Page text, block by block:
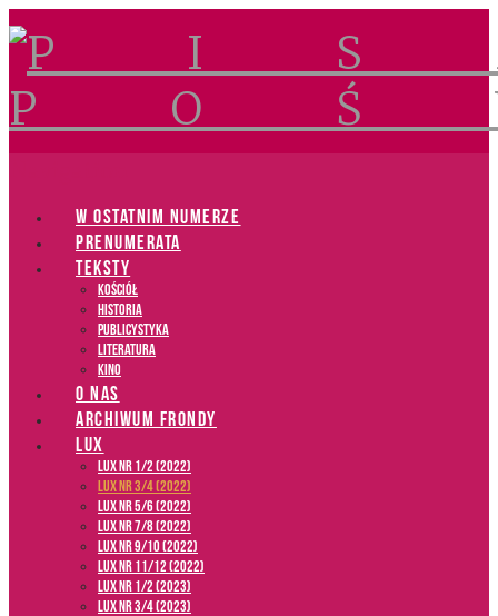
W OSTATNIM NUMERZE
PRENUMERATA
TEKSTY
Kościół
Historia
Publicystyka
Literatura
Kino
O NAS
ARCHIWUM FRONDY
LUX
LUX NR 1/2 (2022)
LUX NR 3/4 (2022)
LUX NR 5/6 (2022)
LUX NR 7/8 (2022)
LUX nr 9/10 (2022)
LUX NR 11/12 (2022)
LUX NR 1/2 (2023)
LUX NR 3/4 (2023)